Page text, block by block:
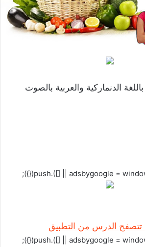
الدنماركية والعربية بالصوت
تتصفح الدرس من التطبيق